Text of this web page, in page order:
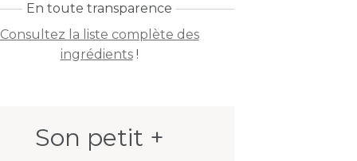
En toute transparence
Consultez la liste complète des
ingrédients!
Son petit +